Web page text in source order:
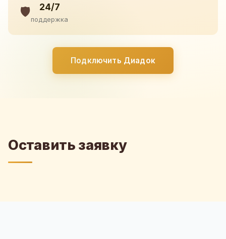
🛡️ 24/7
поддержка
Подключить Диадок
Оставить заявку